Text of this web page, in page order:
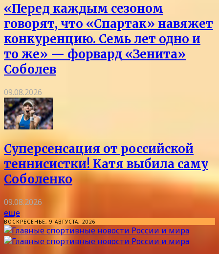
«Перед каждым сезоном
говорят, что «Спартак» навяжет
конкуренцию. Семь лет одно и
то же» — форвард «Зенита»
Соболев
09.08.2026
Суперсенсация от российской
теннисистки! Катя выбила саму
Соболенко
09.08.2026
еще
ВОСКРЕСЕНЬЕ, 9 АВГУСТА, 2026